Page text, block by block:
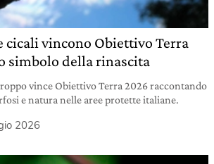
cicali vincono Obiettivo Terra
simbolo della rinascita
vince Obiettivo Terra 2026 raccontando
e natura nelle aree protette italiane.
2026